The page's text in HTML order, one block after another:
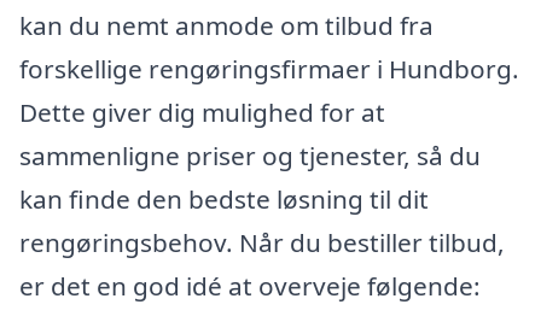
kan du nemt anmode om tilbud fra
forskellige rengøringsfirmaer i Hundborg.
Dette giver dig mulighed for at
sammenligne priser og tjenester, så du
kan finde den bedste løsning til dit
rengøringsbehov. Når du bestiller tilbud,
er det en god idé at overveje følgende: